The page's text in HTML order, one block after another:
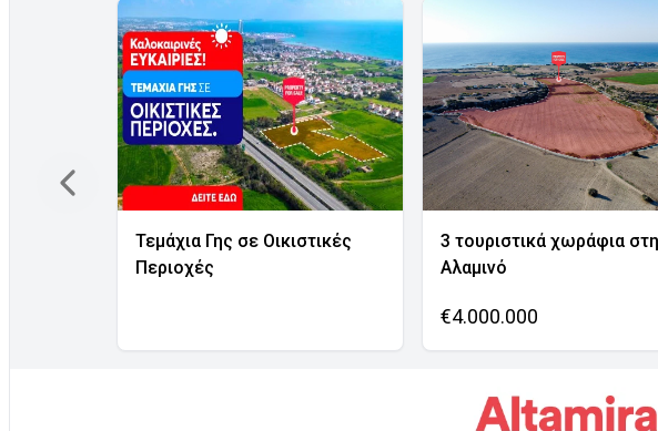
Τεμάχια Γης σε Οικιστικές
Περιοχές
3 τουριστικά χωράφια
Αλαμινό
€4.000.000